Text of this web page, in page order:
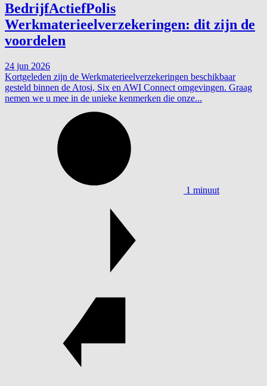
BedrijfActiefPolis
Werkmaterieelverzekeringen: dit zijn de
voordelen
24 jun 2026
Kortgeleden zijn de Werkmaterieelverzekeringen beschikbaar
gesteld binnen de Atosi, Six en AWI Connect omgevingen. Graag
nemen we u mee in de unieke kenmerken die onze...
1 minuut